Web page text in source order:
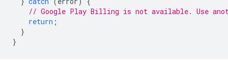
// Google Play Billing is not available. Use
return ;
}
}